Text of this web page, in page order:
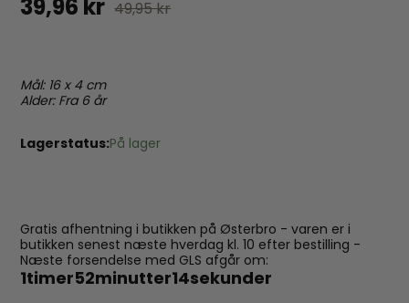
39,96 kr 49,95 kr
Mål: 16 x 4 cm
Alder: Fra 6 år
Lagerstatus:På lager
Gratis afhentning i butikken på Østerbro - varen er i
butikken senest næste hverdag kl. 10 efter bestilling -
Næste forsendelse med GLS afgår om:
1timer52minutter13sekunder